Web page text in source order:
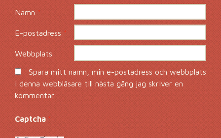
Namn*
E-postadress*
Webbplats
Spara mitt namn, min e-postadress och webbplats
i denna webbläsare till nästa gång jag skriver en
kommentar.
Captcha*